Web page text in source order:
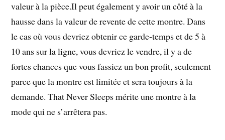
valeur à la pièce.Il peut également y avoir un côté à la
hausse dans la valeur de revente de cette montre. Dans
le cas où vous devriez obtenir ce garde-temps et de 5 à
10 ans sur la ligne, vous devriez le vendre, il y a de
fortes chances que vous fassiez un bon profit, seulement
parce que la montre est limitée et sera toujours à la
demande. That Never Sleeps mérite une montre à la
mode qui ne s’arrêtera pas.